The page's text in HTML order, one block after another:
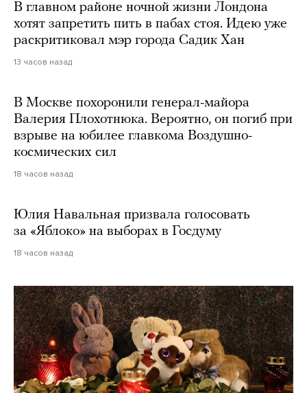
В главном районе ночной жизни Лондона
хотят запретить пить в пабах стоя. Идею уже
раскритиковал мэр города Садик Хан
13 часов назад
В Москве похоронили генерал-майора
Валерия Плохотнюка. Вероятно, он погиб при
взрыве на юбилее главкома Воздушно-
космических сил
18 часов назад
Юлия Навальная призвала голосовать
за «Яблоко» на выборах в Госдуму
18 часов назад